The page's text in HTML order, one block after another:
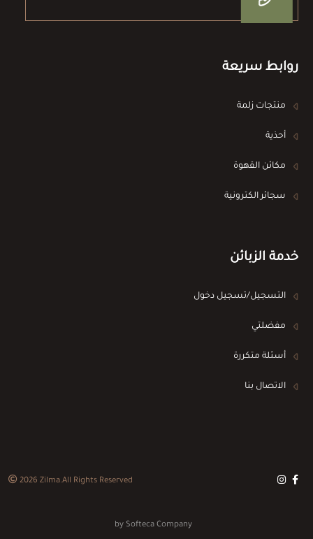
روابط سريعة
منتجات زلمة
أحذية
مكائن القهوة
سجائر الكترونية
خدمة الزبائن
التسجيل/تسجيل دخول
مفضلتي
أسئلة متكررة
الاتصال بنا
by Softeca Company
2026Zilma.All Rights Reserved